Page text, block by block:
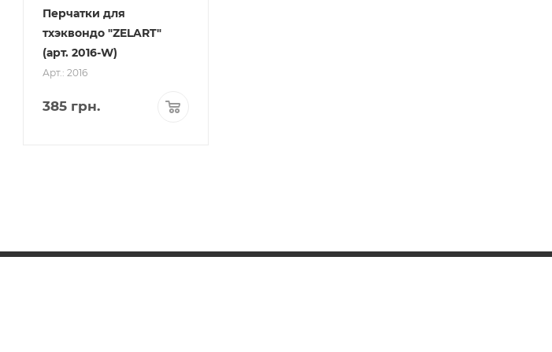
Перчатки для
тхэквондо "ZELART"
(арт. 2016-W)
Арт.: 2016
385 грн.